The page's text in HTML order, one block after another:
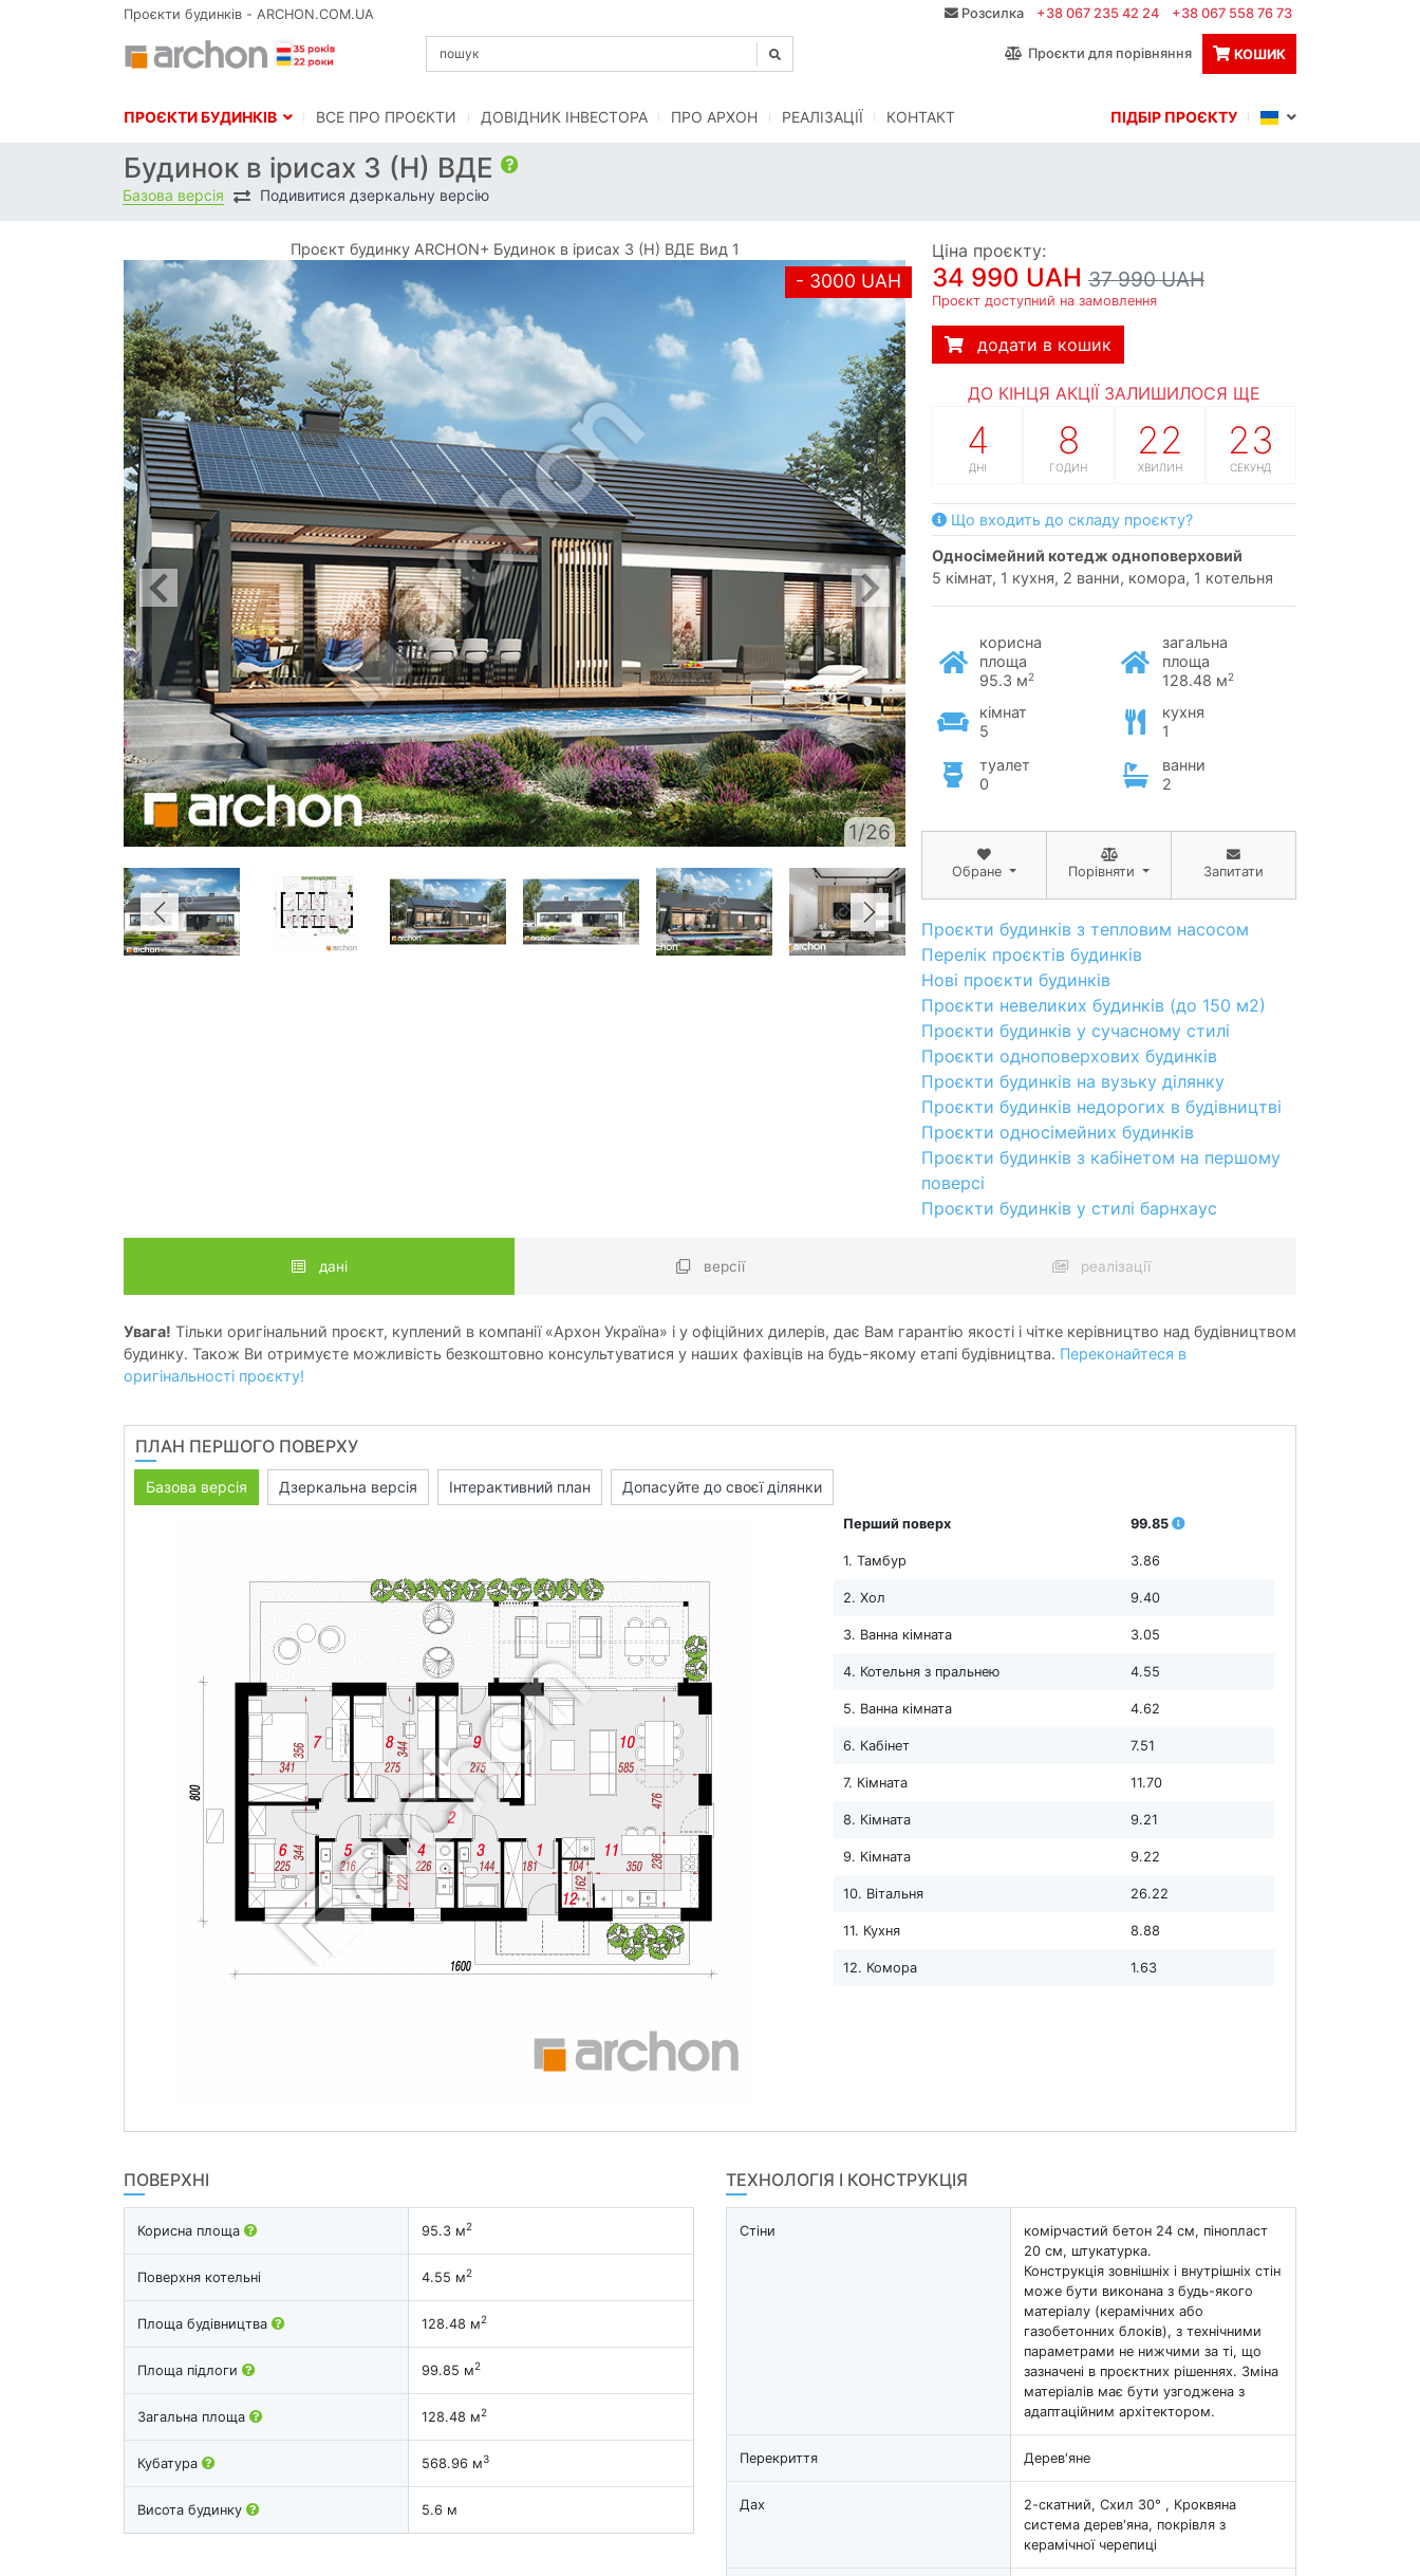
Проєкти будинків - ARCHON.COM.UA Розсилка +38 067 235 42 24 +38 067 558 76 73
Проєкти для порівняння КОШИК
ПРОЄКТИ БУДИНКІВ BСЕ ПРО ПРОЄКТИ ДОВІДНИК ІНВЕСТОРА ПРО АРХОН РЕАЛІЗАЦІЇ КОНТАКТ ПІДБІР ПРОЄКТУ
Будинок в ірисах 3 (Н) ВДЕ
Базова версія Подивитися дзеркальну версію
Проєкт будинку ARCHON+ Будинок в ірисах 3 (Н) ВДЕ Вид 1
- 3000 UAH
1/26
Ціна проєкту:
34 990 UAH 37 990 UAH
Проєкт доступний на замовлення
додати в кошик
ДО КІНЦЯ АКЦІЇ ЗАЛИШИЛОСЯ ЩЕ
4
ДНІ
8
ГОДИН
22
ХВИЛИН
22
СЕКУНД
Що входить до складу проєкту?
односімейний котедж одноповерховий
5 кімнат, 1 кухня, 2 ванни, комора, 1 котельня
корисна
площа
95.3 м2
загальна
площа
128.48 м2
кімнат
5
кухня
1
туалет
0
ванни
2
Обране Порівняти Запитати
Проєкти будинків з тепловим насосом
Перелік проєктів будинків
Нові проєкти будинків
Проєкти невеликих будинків (до 150 м2)
Проєкти будинків у сучасному стилі
Проєкти одноповерхових будинків
Проєкти будинків на вузьку ділянку
Проєкти будинків недорогих в будівництві
Проєкти односімейних будинків
Проєкти будинків з кабінетом на першому
поверсі
Проєкти будинків у стилі барнхаус
дані версії реалізації
Увага! Тільки оригінальний проєкт, куплений в компанії «Архон Україна» і у офіційних дилерів, дає Вам гарантію якості і чітке керівництво над будівництвом
будинку. Також Ви отримуєте можливість безкоштовно консультуватися у наших фахівців на будь-якому етапі будівництва. Переконайтеся в
оригінальності проєкту!
ПЛАН ПЕРШОГО ПОВЕРХУ
Базова версія Дзеркальна версія Інтерактивний план Допасуйте до своєї ділянки
Перший поверх 99.85
1. Тамбур 3.86
2. Хол 9.40
3. Ванна кімната 3.05
4. Котельня з пральнею 4.55
5. Ванна кімната 4.62
6. Кабінет 7.51
7. Кімната 11.70
8. Кімната 9.21
9. Кімната 9.22
10. Вітальня 26.22
11. Кухня 8.88
12. Комора 1.63
ПОВЕРХНІ
Корисна площа 95.3 м2
Поверхня котельні 4.55 м2
Площа будівництва 128.48 м2
Площа підлоги 99.85 м2
Загальна площа 128.48 м2
Кубатура 568.96 м3
Висота будинку 5.6 м
ТЕХНОЛОГІЯ І КОНСТРУКЦІЯ
Стіни
комірчастий бетон 24 см, пінопласт
20 см, штукатурка.
Конструкція зовнішніх і внутрішніх стін
може бути виконана з будь-якого
матеріалу (керамічних або
газобетонних блоків), з технічними
параметрами не нижчими за ті, що
зазначені в проєктних рішеннях. Зміна
матеріалів має бути узгоджена з
адаптаційним архітектором.
Перекриття Дерев'яне
Дах
2-скатний, Схил 30° , Кроквяна
система дерев'яна, покрівля з
керамічної черепиці